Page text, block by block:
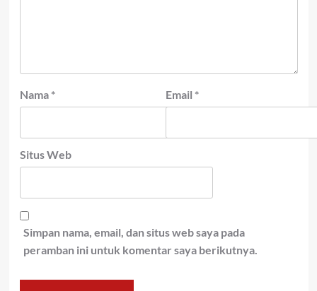
Nama * Email *
Situs Web
Simpan nama, email, dan situs web saya pada
peramban ini untuk komentar saya berikutnya.